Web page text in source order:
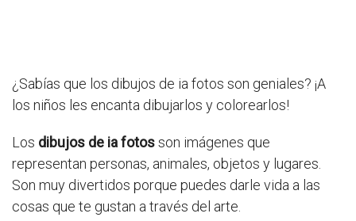
¿Sabías que los dibujos de ia fotos son geniales? ¡A
los niños les encanta dibujarlos y colorearlos!
Los dibujos de ia fotosson imágenes que
representan personas, animales, objetos y lugares.
Son muy divertidos porque puedes darle vida a las
cosas que te gustan a través del arte.